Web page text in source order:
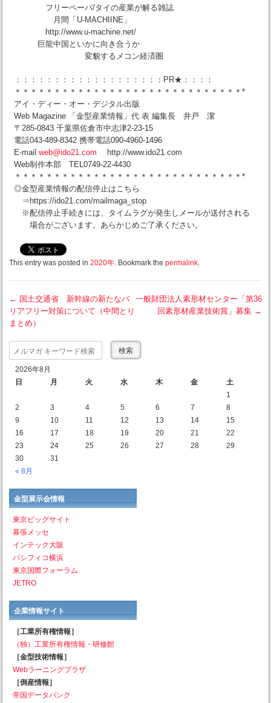
フリーペーパ/タイの産業が解る雑誌
月間「U-MACHIINE」
http://www.u-machine.net/
巨龍中国といかに向き合うか
変貌するメコン経済圏
：：：：：：：：：：：：：：：：：：：PR★：：：：
＊＊＊＊＊＊＊＊＊＊＊＊＊＊＊＊＊＊＊＊＊＊＊＊＊＊＊＊＊*
アイ・ディー・オー・デジタル出版
Web Magazine 「金型産業情報」代 表 編集長 井戸 潔
〒285-0843 千葉県佐倉市中志津2-23-15
電話043-489-8342 携帯電話090-4960-1496
E-mail web@ido21.com http://www.ido21.com
Web制作本部 TEL0749-22-4430
＊＊＊＊＊＊＊＊＊＊＊＊＊＊＊＊＊＊＊＊＊＊＊＊＊＊＊＊＊*
◎金型産業情報の配信停止はこちら
⇒https://ido21.com/mailmaga_stop
※配信停止手続きには、タイムラグが発生しメールが送付される
場合がございます。あらかじめご了承ください。
This entry was posted in 2020年. Bookmark the permalink.
Post navigation
← 国土交通省 新幹線の新たなバ
リアフリー対策について（中間とり
まとめ）
一般財団法人素形材センター「第36
回素形材産業技術賞」募集 →
Search
2026年8月
日
月 火 水 木 金 土
« 8月
1
2
3 4 5 6 7
8
9
10 11 12 13 14
15
16
17 18 19 20 21
22
23
24 25 26 27 28
29
30
31
金型展示会情報
東京ビッグサイト
幕張メッセ
インテック大阪
パシフィコ横浜
東京国際フォーラム
JETRO
企業情報サイト
［工業所有権情報］
（独）工業所有権情報・研修館
［金型技術情報］
Webラーニングプラザ
［倒産情報］
帝国データバンク